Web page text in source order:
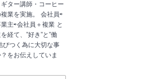
ター講師・コーヒー
業を実施。 会社員⇨
主⇨会社員＋複業 と
経て、”好き”と”働
びつく為に大切な事
をお伝えしていま